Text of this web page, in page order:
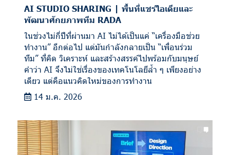
AI STUDIO SHARING | พื้นที่แชร์ไอเดียและ
พัฒนาศักยภาพทีม RADA
ในช่วงไม่กี่ปีที่ผ่านมา AI ไม่ได้เป็นแค่ “เครื่องมือช่วย
ทำงาน” อีกต่อไป แต่มันกำลังกลายเป็น “เพื่อนร่วม
ทีม” ที่คิด วิเคราะห์ และสร้างสรรค์ไปพร้อมกับมนุษย์
คำว่า AI จึงไม่ใช่เรื่องของเทคโนโลยีล้ำ ๆ เพียงอย่าง
เดียว แต่คือแนวคิดใหม่ของการทำงาน
14 ม.ค. 2026